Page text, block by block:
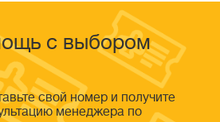
с выбором
свой номер и получите
менеджера по